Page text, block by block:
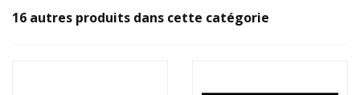
16 autres produits dans cette catégorie